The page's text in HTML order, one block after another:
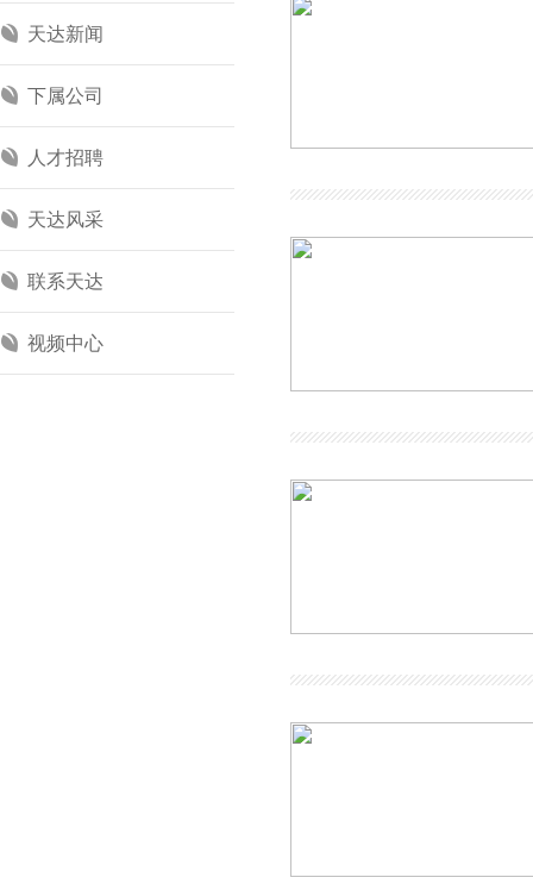
天达新闻
下属公司
人才招聘
天达风采
联系天达
视频中心